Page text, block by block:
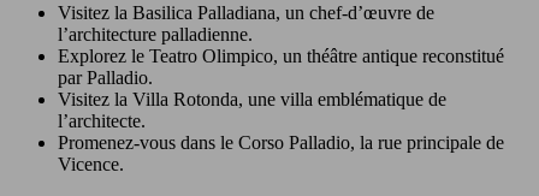
Visitez la Basilica Palladiana, un chef-d’œuvre de
l’architecture palladienne.
Explorez le Teatro Olimpico, un théâtre antique reconstitué
par Palladio.
Visitez la Villa Rotonda, une villa emblématique de
l’architecte.
Promenez-vous dans le Corso Palladio, la rue principale de
Vicence.